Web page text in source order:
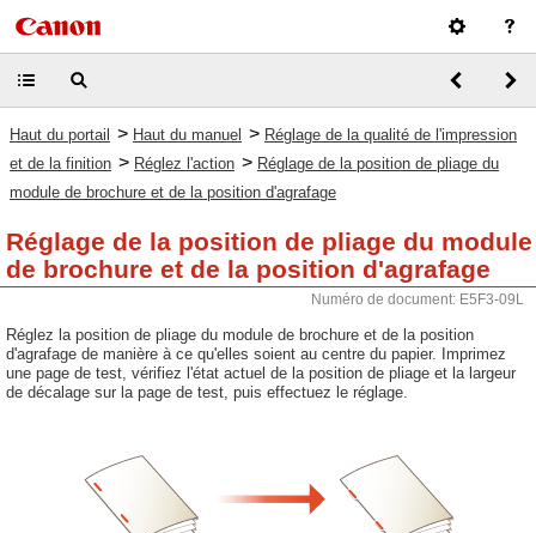
Haut du portail > Haut du manuel > Réglage de la qualité de l'impression
et de la finition > Réglez l'action > Réglage de la position de pliage du
module de brochure et de la position d'agrafage
Réglage de la position de pliage du module
de brochure et de la position d'agrafage
Numéro de document: E5F3-09L
Réglez la position de pliage du module de brochure et de la position
d'agrafage de manière à ce qu'elles soient au centre du papier. Imprimez
une page de test, vérifiez l'état actuel de la position de pliage et la largeur
de décalage sur la page de test, puis effectuez le réglage.